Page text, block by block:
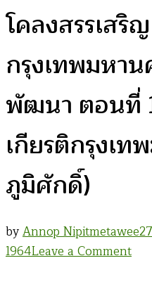
โคลงสรรเสริ
กรุงเทพมหา
พัฒนา ตอนที่
เกียรติกรุงเท
ภูมิศักดิ์)
byAnnop Nipitmetawee
1964Leave a Commenton